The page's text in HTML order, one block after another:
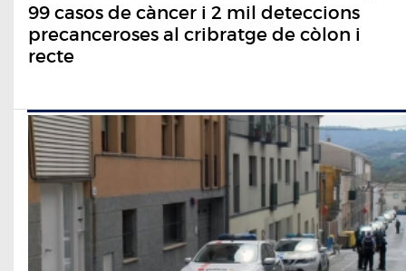
99 casos de càncer i 2 mil deteccions
precanceroses al cribratge de còlon i
recte